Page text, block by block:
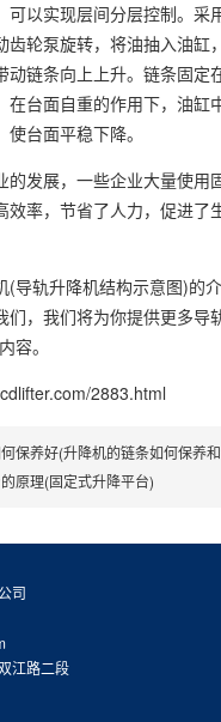
可以实现层间分层控制。采
齿轮泵旋转，将油抽入油缸
链条向上上升。链条固定
在台面自重的作用下，油缸
台面平稳下降。
的发展，一些企业大量使用
效率，节省了人力，促进了
(导轨升降机结构示意图)的
们，我们将为你提供更多导
容。
2883.html
保养好(升降机的链条如何保养
原理(固定式升降平台)
司
江路二段